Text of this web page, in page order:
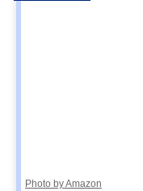
Photo by Amazon